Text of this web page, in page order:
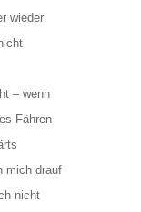
wieder
– wenn
Fähren
mich drauf
nicht